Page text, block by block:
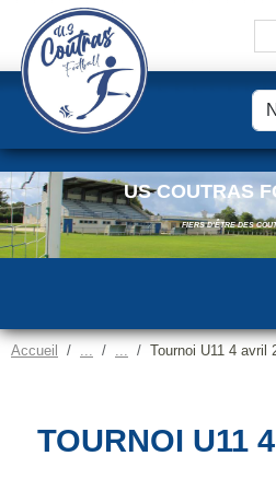
US COUTRAS
FIERS D'ÊTRE DES
Accueil Tournoi U11 4 avril
TOURNOI U11
Panneau de gestion des cookies